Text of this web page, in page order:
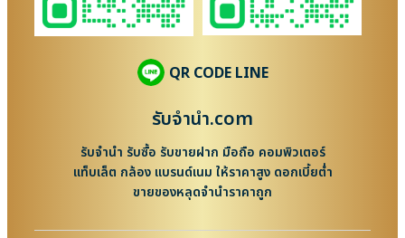
QR CODE LINE
รับจํานํา.com
รับจำนำ รับซื้อ รับขายฝาก มือถือ คอมพิวเตอร์
แท็บเล็ต กล้อง แบรนด์เนม ให้ราคาสูง ดอกเบี้ยต่ำ
ขายของหลุดจำนำราคาถูก